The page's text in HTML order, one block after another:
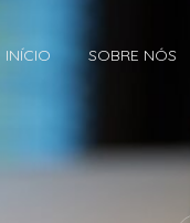
INÍCIO SOBRE NÓS